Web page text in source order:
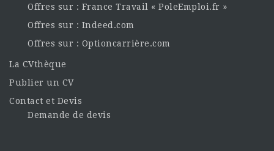
Offres sur : France Travail « PoleEmploi.fr »
Offres sur : Indeed.com
Offres sur : Optioncarrière.com
La CVthèque
Publier un CV
Contact et Devis
Demande de devis